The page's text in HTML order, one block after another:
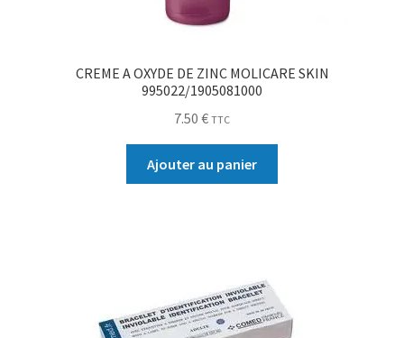
CREME A OXYDE DE ZINC MOLICARE SKIN
995022/1905081000
7.50 € TTC
Ajouter au panier